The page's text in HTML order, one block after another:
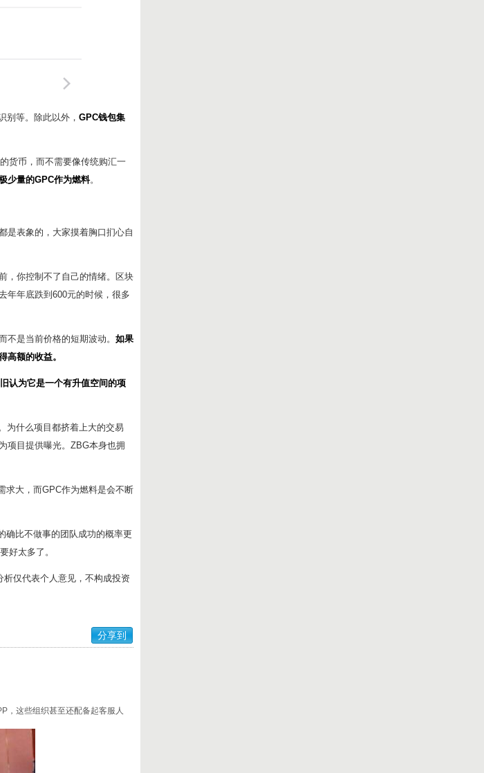
别等。除此以外， GPC钱包集
货币，而不需要像传统购汇一
少量的GPC作为燃料。
是表象的，大家摸着胸口扪心自
，你控制不了自己的情绪。区块
年年底跌到600元的时候，很多
是当前价格的短期波动。 如果
高额的收益。
认为它是一个有升值空间的项
为什么项目都挤着上大的交易
项目提供曝光。ZBG本身也拥
求大，而GPC作为燃料是会不断
确比不做事的团队成功的概率更
好太多了。
仅代表个人意见，不构成投资
分享到
，这些组织甚至还配备起客服人